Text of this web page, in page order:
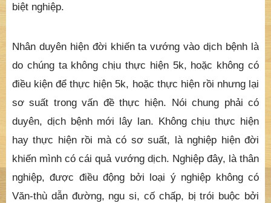
biệt nghiệp.
Nhân duyên hiện đời khiến ta vướng vào dịch bệnh là
do chúng ta không chịu thực hiện 5k, hoặc không có
điều kiện để thực hiện 5k, hoặc thực hiện rồi nhưng lại
sơ suất trong vấn đề thực hiện. Nói chung phải có
duyên, dịch bệnh mới lây lan. Không chịu thực hiện
hay thực hiện rồi mà có sơ suất, là nghiệp hiện đời
khiến mình có cái quả vướng dịch. Nghiệp đây, là thân
nghiệp, được điều động bởi loại ý nghiệp không có
Văn-thù dẫn đường, ngu si, cố chấp, bị trói buộc bởi